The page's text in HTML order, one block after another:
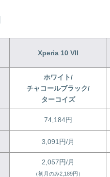
Xperia 10 VII
ホワイト/
チャコールブラック/
ターコイズ
74,184円
3,091円/月
2,057円/月
（初月のみ2,189円）